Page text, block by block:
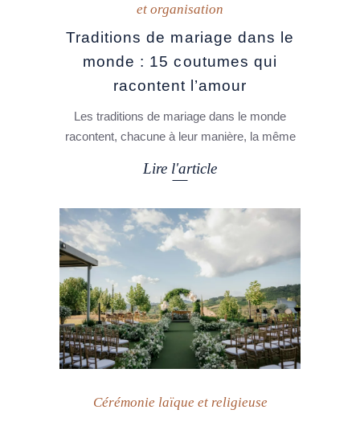
et organisation
Traditions de mariage dans le
monde : 15 coutumes qui
racontent l’amour
Les traditions de mariage dans le monde
racontent, chacune à leur manière, la même
Lire l'article
Cérémonie laïque et religieuse